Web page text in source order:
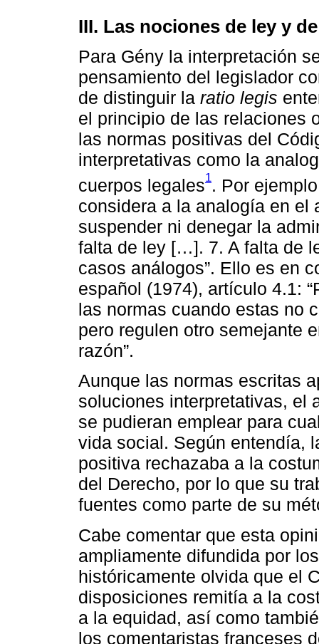
III. Las nociones de ley y
Para Gény la interpretación
pensamiento del legislador
de distinguir la ratio legis
el principio de las relaciones
las normas positivas del
interpretativas como la
cuerpos legales1. Por
considera a la analogía en el
suspender ni denegar la
falta de ley […]. 7. A falta de
casos análogos”. Ello es en
español (1974), artículo 4.1:
las normas cuando estas no
pero regulen otro semejante
razón”.
Aunque las normas escritas
soluciones interpretativas, el
se pudieran emplear para
vida social. Según entendía,
positiva rechazaba a la
del Derecho, por lo que su
fuentes como parte de su
Cabe comentar que esta
ampliamente difundida por
históricamente olvida que el
disposiciones remitía a la
a la equidad, así como
los comentaristas franceses